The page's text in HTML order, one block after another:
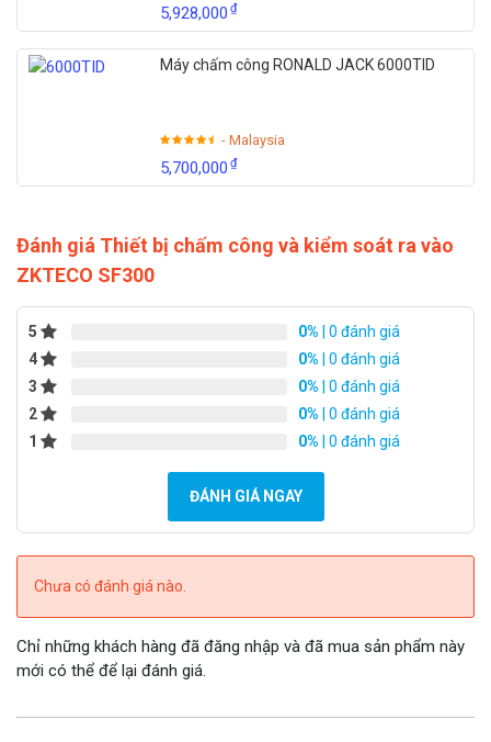
5,928,000₫
Máy chấm công RONALD JACK 6000TID
- Malaysia
5,700,000₫
Đánh giá Thiết bị chấm công và kiểm soát ra vào
ZKTECO SF300
5 0% | 0 đánh giá
4
0% | 0 đánh giá
3
0% | 0 đánh giá
2
0% | 0 đánh giá
1
0% | 0 đánh giá
ĐÁNH GIÁ NGAY
Chưa có đánh giá nào.
Chỉ những khách hàng đã đăng nhập và đã mua sản phẩm này
mới có thể để lại đánh giá.